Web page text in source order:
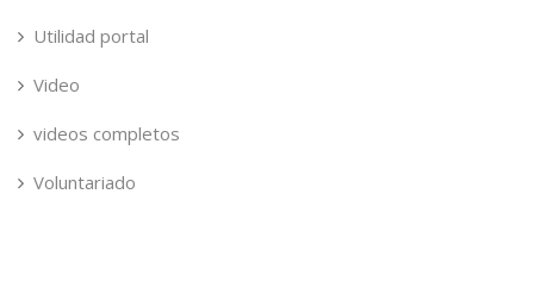
Utilidad portal
Video
videos completos
Voluntariado